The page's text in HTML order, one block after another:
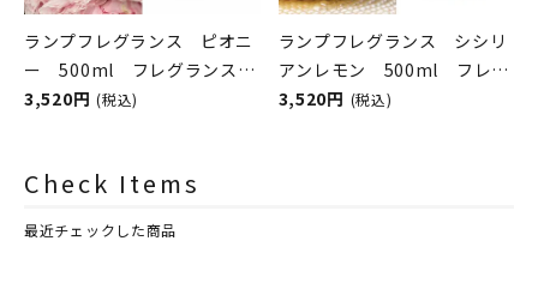
ランプフレグランス ピオニ
ー 500ml フレグランスラ
ンプ用オイル
3,520円 (税込)
ランプフレグランス シシリ
アンレモン 500ml フレグ
ランスランプ用オイル
3,520円 (税込)
Check Items
最近チェックした商品